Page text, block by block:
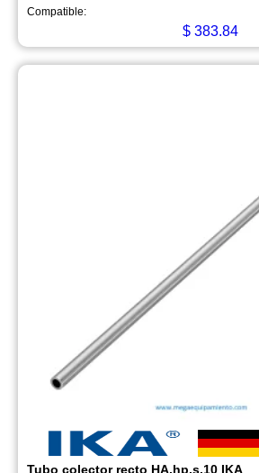
Compatible:
$ 383.84
Tubo colector recto HA.hp.s.10 IKA